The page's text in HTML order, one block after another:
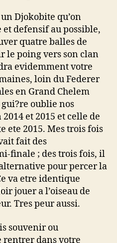
Djokobite qu’on
defensif au possible,
quatre balles de
le poing vers son clan
evidemment votre
loin du Federer
en Grand Chelem
gui?re oublie nos
et 2015 et celle de
ete 2015. Mes trois fois
fait des
finale ; des trois fois, il
pour percer la
va etre identique
jouer a l’oiseau de
Tres peur aussi.
souvenir ou
rentrer dans votre